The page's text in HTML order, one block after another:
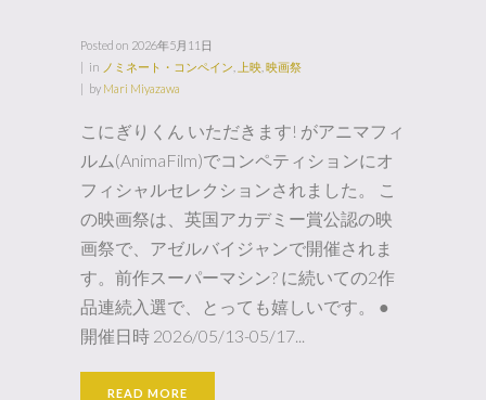
Posted on 2026年5月11日
in ノミネート・コンペイン 上映 映画祭
by Mari Miyazawa
こにぎりくん いただきます! がアニマフィ
ルム(AnimaFilm)でコンペティションにオ
フィシャルセレクションされました。 こ
の映画祭は、英国アカデミー賞公認の映
画祭で、アゼルバイジャンで開催されま
す。前作スーパーマシン? に続いての2作
品連続入選で、とっても嬉しいです。 ●
開催日時 2026/05/13-05/17...
READ MORE